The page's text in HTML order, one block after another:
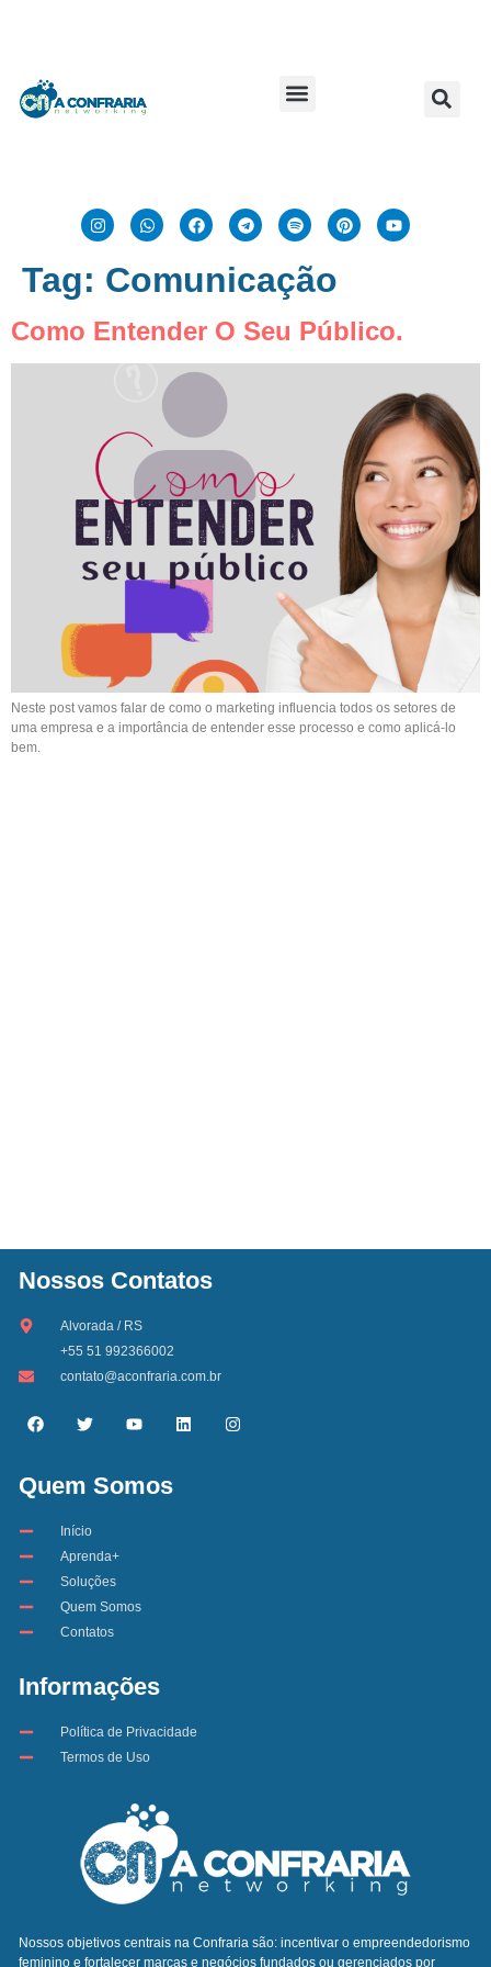
Tag: Comunicação
Como Entender O Seu Público.
Neste post vamos falar de como o marketing influencia todos os setores de
uma empresa e a importância de entender esse processo e como aplicá-lo
bem.
Nossos Contatos
Alvorada / RS
+55 51 992366002
contato@aconfraria.com.br
Quem Somos
Início
Aprenda+
Soluções
Quem Somos
Contatos
Informações
Política de Privacidade
Termos de Uso
Nossos objetivos centrais na Confraria são: incentivar o empreendedorismo
feminino e fortalecer marcas e negócios fundados ou gerenciados por